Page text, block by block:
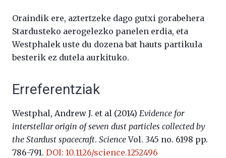
Oraindik ere, aztertzeke dago gutxi gorabehera
Stardusteko aerogelezko panelen erdia, eta
Westphalek uste du dozena bat hauts partikula
besterik ez dutela aurkituko.
Erreferentziak
Westphal, Andrew J. et al (2014) Evidence for
interstellar origin of seven dust particles collected by
the Stardust spacecraft. ScienceVol. 345 no. 6198 pp.
786-791. DOI: 10.1126/science.1252496